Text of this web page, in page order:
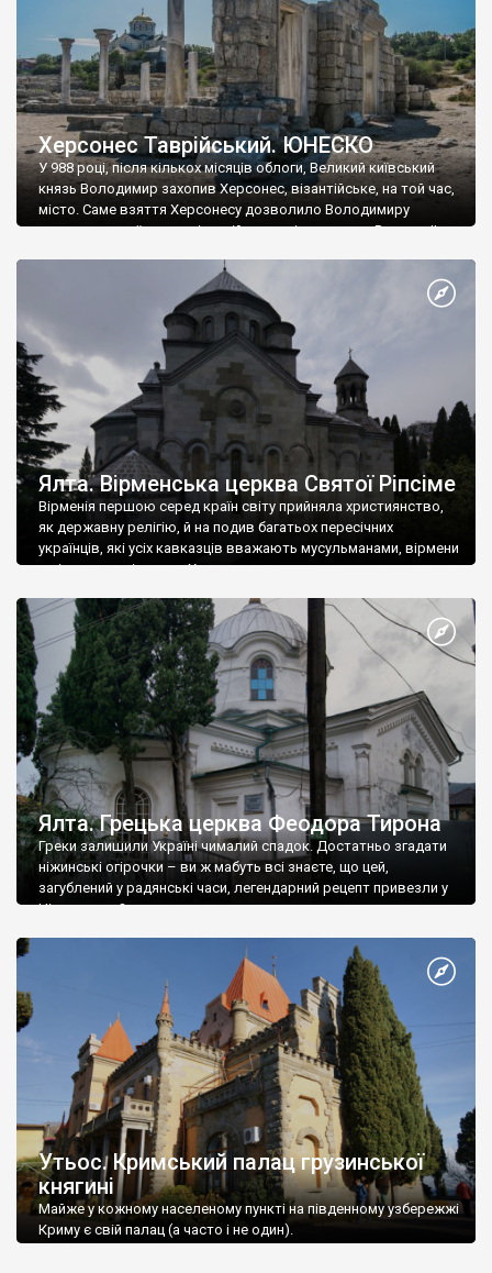
Херсонес Таврійський. ЮНЕСКО
У 988 році, після кількох місяців облоги, Великий київський
князь Володимир захопив Херсонес, візантійське, на той час,
місто. Саме взяття Херсонесу дозволило Володимиру
диктувати свої умови візантійському імператору Василю ІІ, та
Херсонесі Володимир-язичник, став Василем-християнином.
А потім було Хрещення Русі. На честь Херсонесу Таврійського
Ялта. Вірменська церква Святої Ріпсіме
Вірменія першою серед країн світу прийняла християнство,
як державну релігію, й на подив багатьох пересічних
українців, які усіх кавказців вважають мусульманами, вірмени
є відданими вірянами Христа
Ялта. Грецька церква Феодора Тирона
Греки залишили Україні чималий спадок. Достатньо згадати
ніжинські огірочки – ви ж мабуть всі знаєте, що цей,
загублений у радянські часи, легендарний рецепт привезли у
Ніжин греки?
Утьос. Кримський палац грузинської
княгині
Майже у кожному населеному пункті на південному узбережжі
Криму є свій палац (а часто і не один).